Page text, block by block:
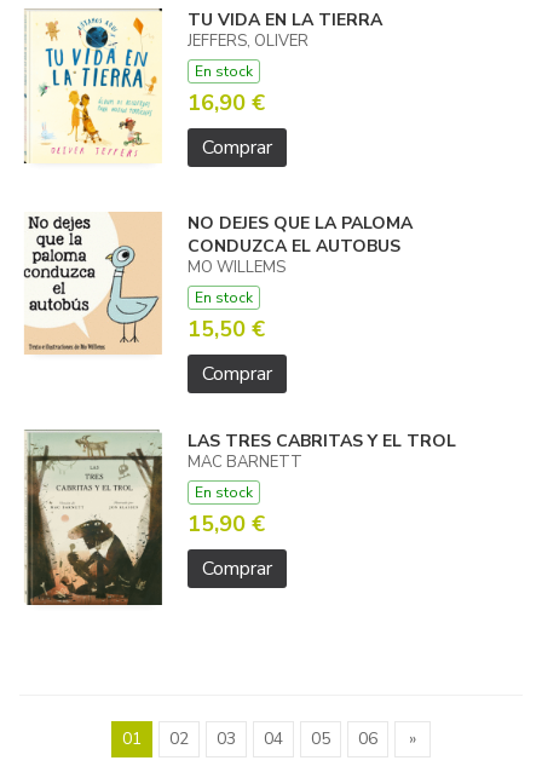
TU VIDA EN LA TIERRA
JEFFERS, OLIVER
En stock
16,90 €
Comprar
NO DEJES QUE LA PALOMA
CONDUZCA EL AUTOBUS
MO WILLEMS
En stock
15,50 €
Comprar
LAS TRES CABRITAS Y EL TROL
MAC BARNETT
En stock
15,90 €
Comprar
01 02 03 04 05 06 »